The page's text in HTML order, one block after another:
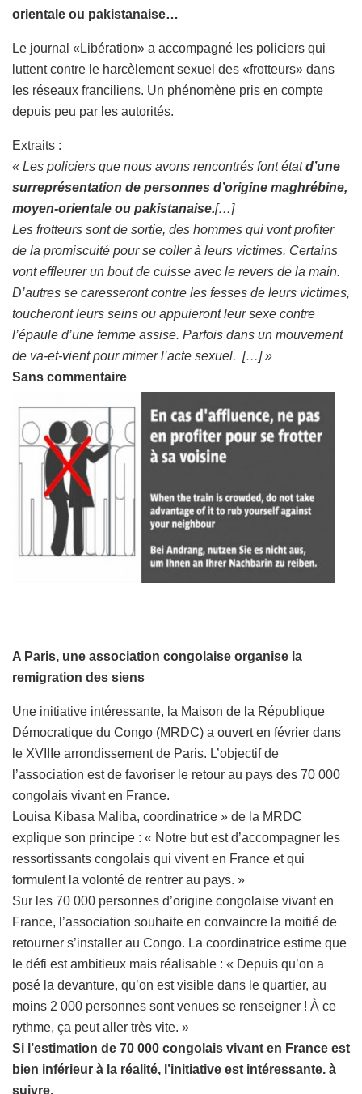
orientale ou pakistanaise…
Le journal «Libération» a accompagné les policiers qui
luttent contre le harcèlement sexuel des «frotteurs» dans
les réseaux franciliens. Un phénomène pris en compte
depuis peu par les autorités.
Extraits :
« Les policiers que nous avons rencontrés font étatd’une
surreprésentation de personnes d’origine maghrébine,
moyen-orientale ou pakistanaise.[…]
Les frotteurs sont de sortie, des hommes qui vont profiter
de la promiscuité pour se coller à leurs victimes. Certains
vont effleurer un bout de cuisse avec le revers de la main.
D’autres se caresseront contre les fesses de leurs victimes,
toucheront leurs seins ou appuieront leur sexe contre
l’épaule d’une femme assise. Parfois dans un mouvement
de va-et-vient pour mimer l’acte sexuel. […] »
Sans commentaire
A Paris, une association congolaise organise la
remigration des siens
Une initiative intéressante, la Maison de la République
Démocratique du Congo (MRDC) a ouvert en février dans
le XVIIIe arrondissement de Paris. L’objectif de
l’association est de favoriser le retour au pays des 70 000
congolais vivant en France.
Louisa Kibasa Maliba, coordinatrice » de la MRDC
explique son principe : « Notre but est d’accompagner les
ressortissants congolais qui vivent en France et qui
formulent la volonté de rentrer au pays. »
Sur les 70 000 personnes d’origine congolaise vivant en
France, l’association souhaite en convaincre la moitié de
retourner s’installer au Congo. La coordinatrice estime que
le défi est ambitieux mais réalisable : « Depuis qu’on a
posé la devanture, qu’on est visible dans le quartier, au
moins 2 000 personnes sont venues se renseigner ! À ce
rythme, ça peut aller très vite. »
Si l’estimation de 70 000 congolais vivant en France est
bien inférieur à la réalité, l’initiative est intéressante. à
suivre.